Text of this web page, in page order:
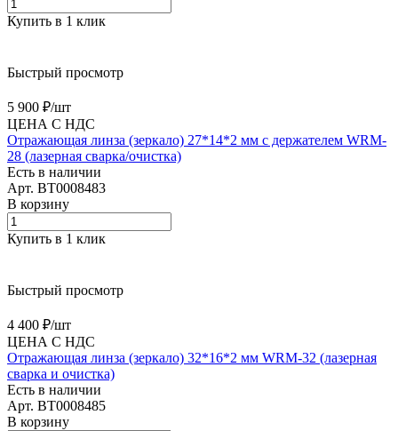
Купить в 1 клик
Быстрый просмотр
5 900 ₽/шт
ЦЕНА С НДС
Отражающая линза (зеркало) 27*14*2 мм с держателем WRM-
28 (лазерная сварка/очистка)
Есть в наличии
Арт. BT0008483
В корзину
Купить в 1 клик
Быстрый просмотр
4 400 ₽/шт
ЦЕНА С НДС
Отражающая линза (зеркало) 32*16*2 мм WRM-32 (лазерная
сварка и очистка)
Есть в наличии
Арт. BT0008485
В корзину